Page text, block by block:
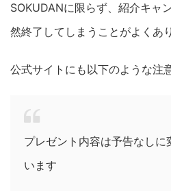
SOKUDANに限らず、紹介キャ
然終了してしまうことがよくあ
公式サイトにも以下のような注
プレゼント内容は予告なし
います